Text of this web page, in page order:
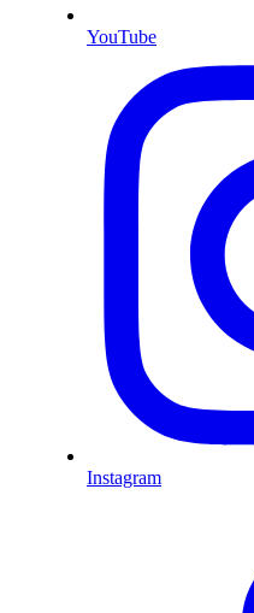
YouTube
Instagram